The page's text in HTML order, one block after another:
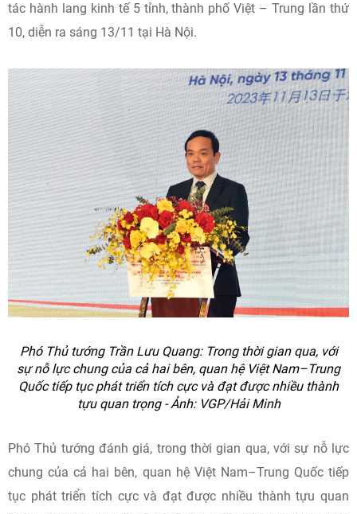
tác hành lang kinh tế 5 tỉnh, thành phố Việt – Trung lần thứ
10, diễn ra sáng 13/11 tại Hà Nội.
Phó Thủ tướng Trần Lưu Quang: Trong thời gian qua, với
sự nỗ lực chung của cả hai bên, quan hệ Việt Nam–Trung
Quốc tiếp tục phát triển tích cực và đạt được nhiều thành
tựu quan trọng - Ảnh: VGP/Hải Minh
Phó Thủ tướng đánh giá, trong thời gian qua, với sự nỗ lực
chung của cả hai bên, quan hệ Việt Nam–Trung Quốc tiếp
tục phát triển tích cực và đạt được nhiều thành tựu quan